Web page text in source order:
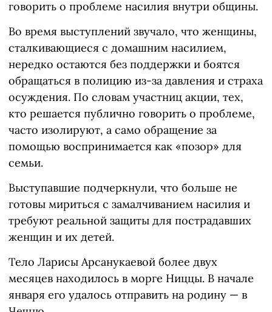
говорить о проблеме насилия внутри общины.
Во время выступлений звучало, что женщины,
сталкивающиеся с домашним насилием,
нередко остаются без поддержки и боятся
обращаться в полицию из-за давления и страха
осуждения. По словам участниц акции, тех,
кто решается публично говорить о проблеме,
часто изолируют, а само обращение за
помощью воспринимается как «позор» для
семьи.
Выступавшие подчеркнули, что больше не
готовы мириться с замалчиванием насилия и
требуют реальной защиты для пострадавших
женщин и их детей.
Тело Ларисы Арсанукаевой более двух
месяцев находилось в морге Ниццы. В начале
января его удалось отправить на родину — в